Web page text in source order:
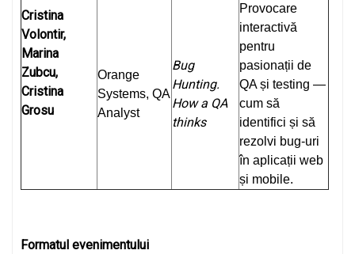
Cristina
Volontir,
Marina
Zubcu,
Cristina
Grosu
Orange
Systems, QA
Analyst
Bug
Hunting.
How a QA
thinks
Provocare
interactivă
pentru
pasionații de
QA și testing —
cum să
identifici și să
rezolvi bug-uri
în aplicații web
și mobile.
Formatul evenimentului